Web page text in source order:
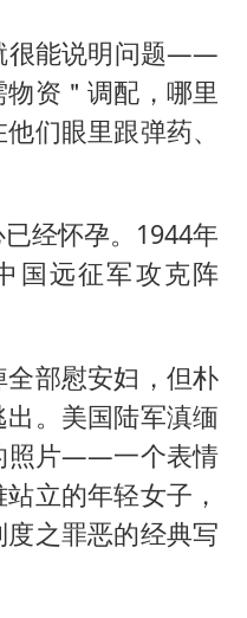
很能说明问题——
资＂调配，哪里
们眼里跟弹药、
经怀孕。1944年
国远征军攻克阵
部慰安妇，但朴
。美国陆军滇缅
照片——一个表情
立的年轻女子，
之罪恶的经典写